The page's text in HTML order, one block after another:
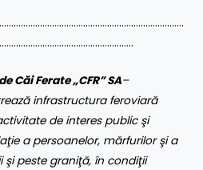
Căi Ferate „CFR” SA–
infrastructura feroviară
de interes public şi
a persoanelor, mărfurilor şi a
peste graniţă, în condiţii